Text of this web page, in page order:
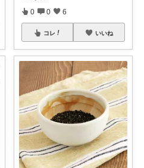
0 0 6
コレ いいね